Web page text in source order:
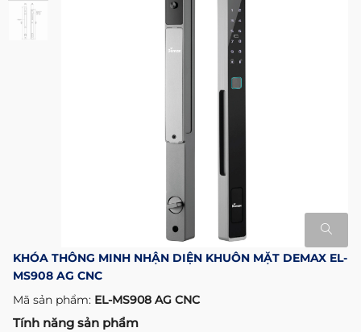
KHÓA THÔNG MINH NHẬN DIỆN KHUÔN MẶT DEMAX EL-
MS908 AG CNC
Mã sản phẩm: EL-MS908 AG CNC
Tính năng sản phẩm